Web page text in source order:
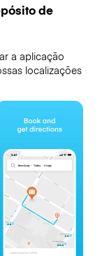
de
a aplicação
localizações